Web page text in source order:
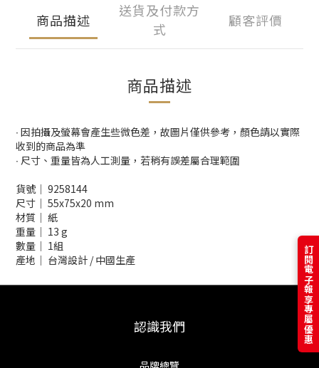
商品描述
送貨及付款方
式
顧客評價
商品描述
∙ 因拍攝及螢幕會產生些微色差，故圖片僅供參考，顏色請以實際
收到的商品為準
∙ 尺寸、重量皆為人工測量，若稍有誤差屬合理範圍
貨號│ 9258144
尺寸│ 55x75x20 mm
材質│ 紙
重量│ 13 g
數量│ 1組
產地│ 台灣設計 / 中國生產
認識我們
品牌總覽
訂閱電子報享專屬優惠